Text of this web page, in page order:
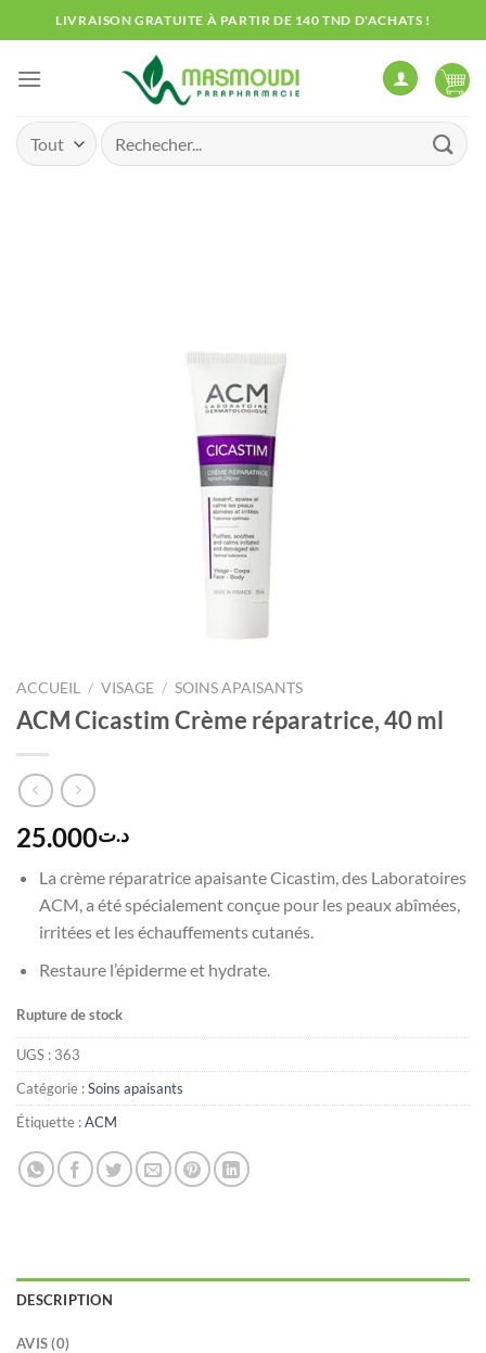
au
contenu
LIVRAISON GRATUITE À PARTIR DE 140 TND D'ACHATS !
Recherche
pour :
ACCUEIL / VISAGE / SOINS APAISANTS
ACM Cicastim Crème réparatrice, 40 ml
د.ت25.000
La crème réparatrice apaisante Cicastim, des Laboratoires
ACM, a été spécialement conçue pour les peaux abîmées,
irritées et les échauffements cutanés.
Restaure l’épiderme et hydrate.
Rupture de stock
UGS : 363
Catégorie :Soins apaisants
Étiquette :ACM
DESCRIPTION
AVIS (0)